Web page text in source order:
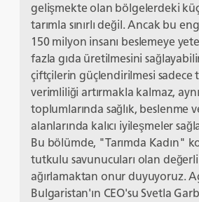
gelişmekte olan bölgelerdeki
tarımla sınırlı değil. Ancak bu
150 milyon insanı beslemeye
fazla gıda üretilmesini
çiftçilerin güçlendirilmesi sadece
verimliliği artırmakla kalmaz,
toplumlarında sağlık, beslenme
alanlarında kalıcı iyileşmeler
Bu bölümde, "Tarımda Kadın"
tutkulu savunucuları olan değerli
ağırlamaktan onur duyuyoruz.
Bulgaristan'ın CEO'su Svetla